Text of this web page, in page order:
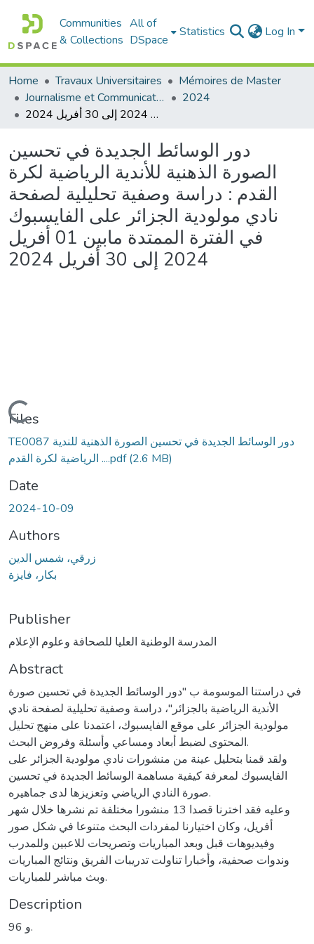
Communities
& Collections
All of
DSpace
Statistics Log In
Home Travaux Universitaires
Mémoires de Master
Journalisme et Communication Sportive
2024
دور الوسائط الجديدة في تحسين الصورة الذهنية للأندية الرياضية لكرة القدم : دراسة وصفية تحليلية لصفحة نادي مولودية الجزائر على الفايسبوك في الفترة الممتدة مابين 01 أفريل 2024 إلى 30 أفريل 2024
دور الوسائط الجديدة في تحسين
الصورة الذهنية للأندية الرياضية لكرة
القدم : دراسة وصفية تحليلية لصفحة
نادي مولودية الجزائر على الفايسبوك
في الفترة الممتدة مابين 01 أفريل
2024 إلى 30 أفريل 2024
Loading...
Files
TE0087 دور الوسائط الجديدة في تحسين الصورة الذهنية للندية
الرياضية لكرة القدم ....pdf(2.6 MB)
Date
2024-10-09
Authors
زرقي، شمس الدين
بكار، فايزة
Publisher
المدرسة الوطنية العليا للصحافة وعلوم الإعلام
Abstract
في دراستنا الموسومة ب "دور الوسائط الجديدة في تحسين صورة
الأندية الرياضية بالجزائر"، دراسة وصفية تحليلية لصفحة نادي
مولودية الجزائر على موقع الفايسبوك، اعتمدنا على منهج تحليل
المحتوى لضبط أبعاد ومساعي وأسئلة وفروض البحث.
ولقد قمنا بتحليل عينة من منشورات نادي مولودية الجزائر على
الفايسبوك لمعرفة كيفية مساهمة الوسائط الجديدة في تحسين
صورة النادي الرياضي وتعزيزها لدى جماهيره.
وعليه فقد اخترنا قصدا 13 منشورا مختلفة تم نشرها خلال شهر
أفريل، وكان اختيارنا لمفردات البحث متنوعا في شكل صور
وفيديوهات قبل وبعد المباريات وتصريحات للاعبين وللمدرب
وندوات صحفية، وأخبارا تناولت تدريبات الفريق ونتائج المباريات
وبث مباشر للمباريات.
Description
96 و.